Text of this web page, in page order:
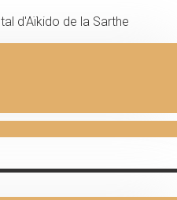
d'Aïkido de la Sarthe